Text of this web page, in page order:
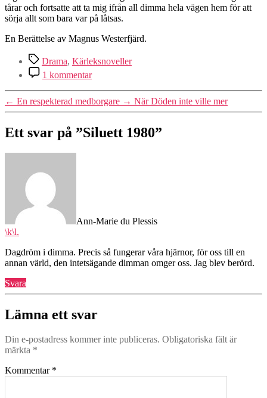
tårar och fortsatte att ta mig ifrån all dimma hela vägen hem för att
sörja allt som bara var på låtsas.
En Berättelse av Magnus Westerfjärd.
Etiketter
Drama, Kärleksnoveller
1 kommentartill
Siluett
1980
← En respekterad medborgare → När Döden inte ville mer
Ett svar på ”Siluett 1980”
Ann-Marie du Plessis
\k\l.
Dagdröm i dimma. Precis så fungerar våra hjärnor, för oss till en
annan värld, den intetsägande dimman omger oss. Jag blev berörd.
Svara
Lämna ett svar
Din e-postadress kommer inte publiceras. Obligatoriska fält är
märkta *
Kommentar *